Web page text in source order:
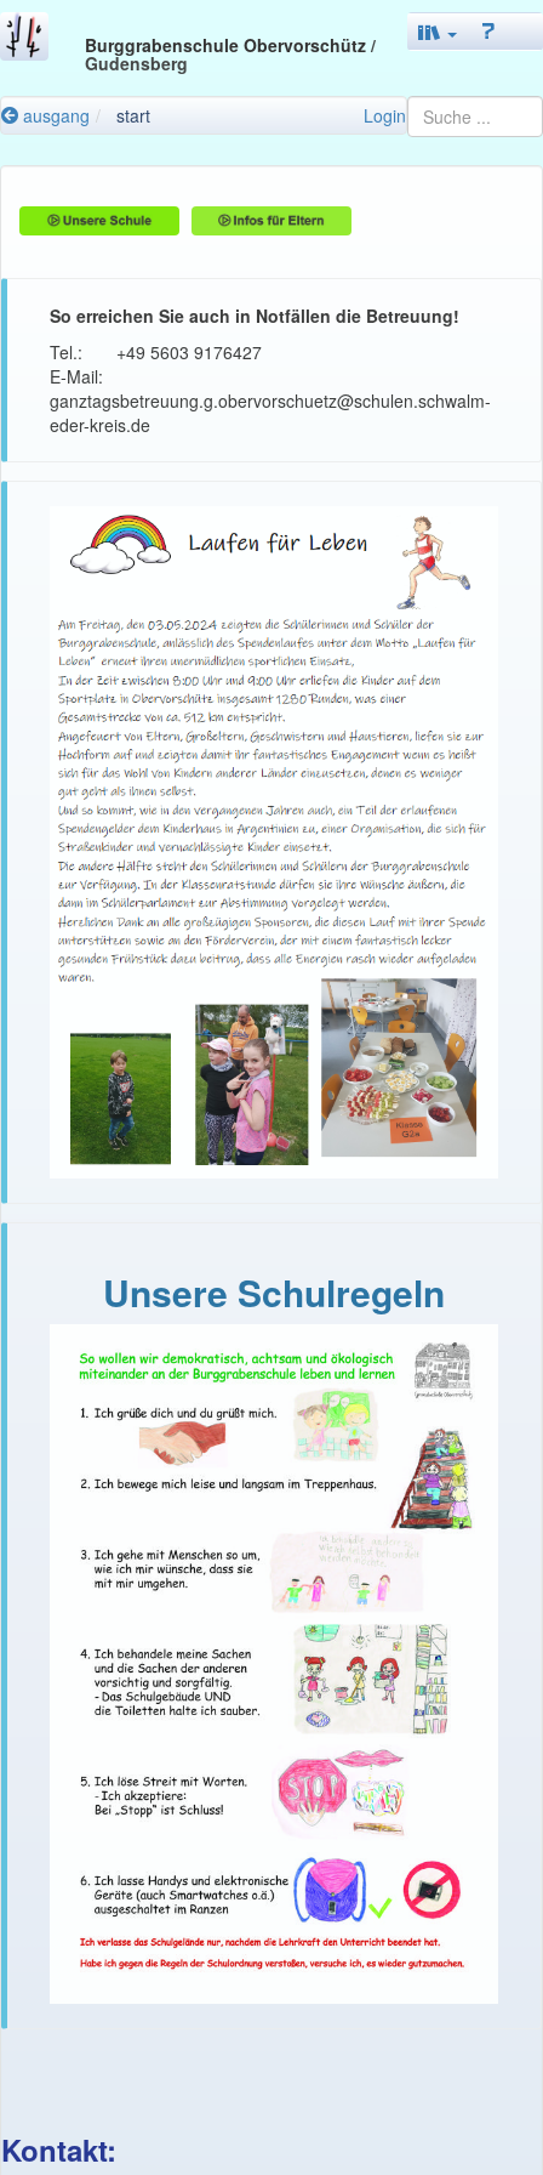
Burggrabenschule Obervorschütz /
Gudensberg
ausgang start Login
So erreichen Sie auch in Notfällen die Betreuung!
Tel.: +49 5603 9176427
E-Mail:
ganztagsbetreuung.g.obervorschuetz@schulen.schwalm-
eder-kreis.de
Unsere Schulregeln
Kontakt: